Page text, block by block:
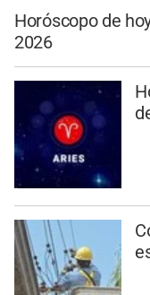
Horóscopo de
2026